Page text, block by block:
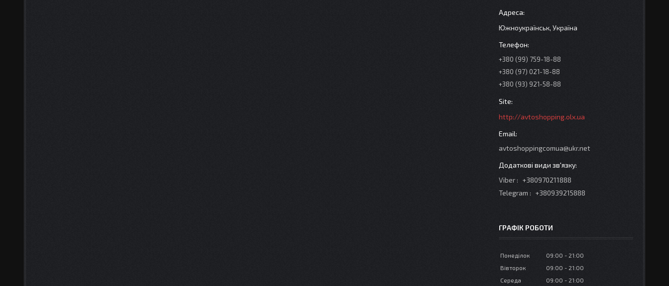
Южноукраїнськ, Україна
+380 (99) 759-18-88
+380 (97) 021-18-88
+380 (93) 921-58-88
http://avtoshopping.olx.ua
avtoshoppingcomua@ukr.net
Viber
+380970211888
Telegram
+380939215888
ГРАФІК РОБОТИ
Понеділок 09:00
21:00
Вівторок
09:00
21:00
Середа
09:00 21:00